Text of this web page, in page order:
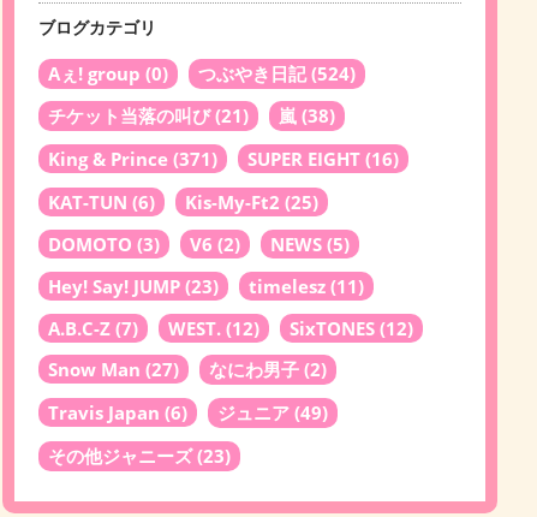
ブログカテゴリ
Aぇ! group (0) つぶやき日記(524)
チケット当落の叫び(21) 嵐 (38)
King & Prince (371) SUPER EIGHT (16)
KAT-TUN (6) Kis-My-Ft2 (25)
DOMOTO (3) V6 (2) NEWS (5)
Hey! Say! JUMP (23) timelesz (11)
A.B.C-Z (7) WEST. (12) SixTONES (12)
Snow Man (27) なにわ男子 (2)
Travis Japan (6) ジュニア (49)
その他ジャニーズ(23)